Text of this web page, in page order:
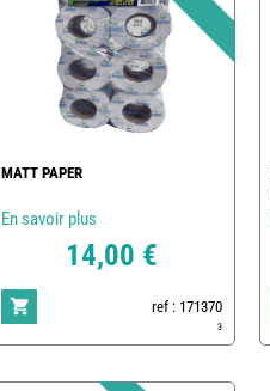
MATT PAPER
En savoir plus
14,00 €
ref : 171370
3